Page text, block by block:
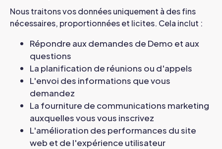
Nous traitons vos données uniquement à des fins
nécessaires, proportionnées et licites. Cela inclut :
Répondre aux demandes de Demo et aux
questions
La planification de réunions ou d'appels
L'envoi des informations que vous
demandez
La fourniture de communications marketing
auxquelles vous vous inscrivez
L'amélioration des performances du site
web et de l'expérience utilisateur